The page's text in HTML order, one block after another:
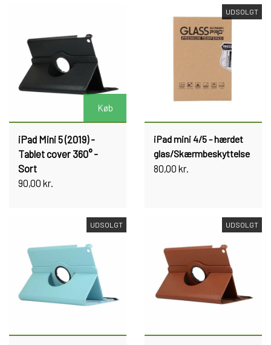
Køb
iPad Mini 5 (2019) -
Tablet cover 360° -
Sort
90,00 kr.
UDSOLGT
iPad mini 4/5 - hærdet
glas/Skærmbeskyttelse
80,00 kr.
UDSOLGT UDSOLGT